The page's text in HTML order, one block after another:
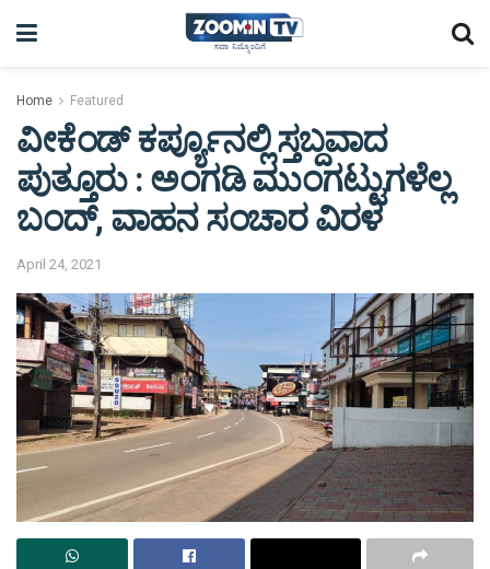
Home Featured
ವೀಕೆಂಡ್ ಕರ್ಪ್ಯೂನಲ್ಲಿ ಸ್ತಬ್ದವಾದ
ಪುತ್ತೂರು : ಅಂಗಡಿ ಮುಂಗಟ್ಟುಗಳೆಲ್ಲ
ಬಂದ್, ವಾಹನ ಸಂಚಾರ ವಿರಳ
April 24, 2021